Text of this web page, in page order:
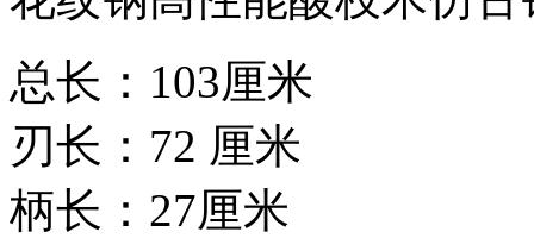
总长：103厘米
刃长：72 厘米
柄长：27厘米